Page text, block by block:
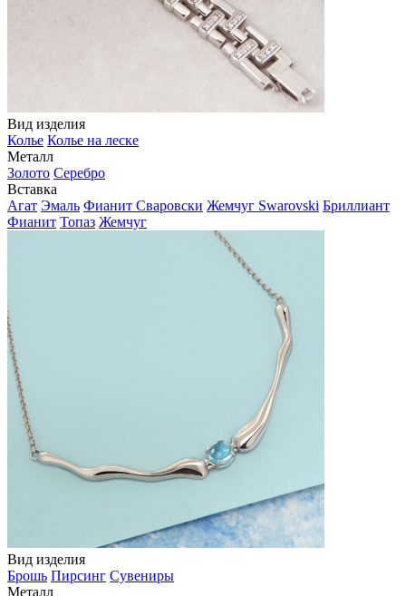
Вид изделия
Колье Колье на леске
Металл
Золото Серебро
Вставка
Агат Эмаль Фианит Сваровски Жемчуг Swarovski Бриллиант
Фианит Топаз Жемчуг
Вид изделия
Брошь Пирсинг Сувениры
Металл